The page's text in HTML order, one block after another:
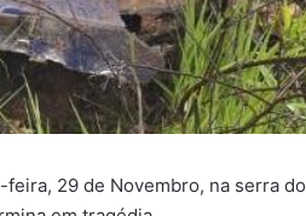
29 de Novembro, na serra do